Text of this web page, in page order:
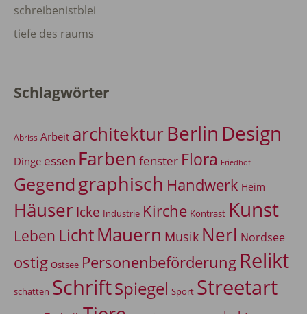
schreibenistblei
tiefe des raums
Schlagwörter
Abriss Arbeit architekturBerlin Design
Dinge essen Farben fenster Flora Friedhof
Gegendgraphisch Handwerk Heim
Häuser Icke Industrie Kirche Kontrast Kunst
Leben LichtMauern Musik Nerl Nordsee
ostig Ostsee Personenbeförderung Relikt
schatten SchriftSpiegel Sport Streetart